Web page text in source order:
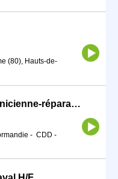
(80), Hauts-de-
Technicien-réparateur / Technicienne-réparatrice de cycles (H/F)
- CDD -